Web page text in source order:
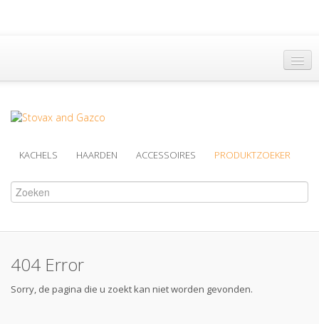
Hoofdpagina
Een Dealer vinden
Over Ons
KACHELS HAARDEN ACCESSOIRES PRODUKTZOEKER
404 Error
Sorry, de pagina die u zoekt kan niet worden gevonden.